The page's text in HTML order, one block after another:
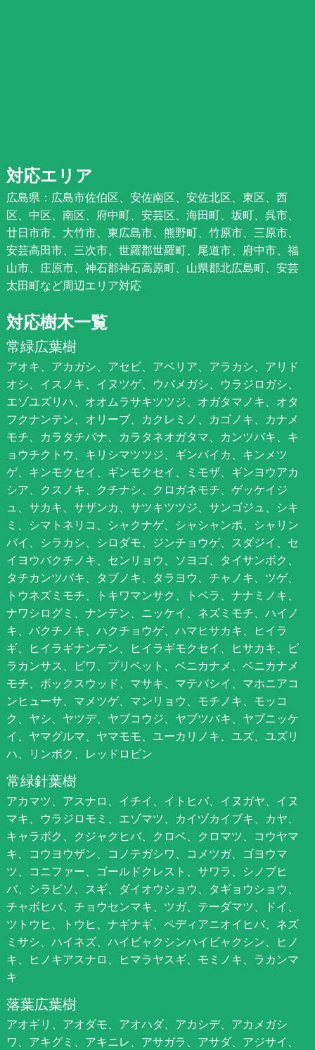
対応エリア
広島県：広島市佐伯区、安佐南区、安佐北区、東区、西
区、中区、南区、府中町、安芸区、海田町、坂町、呉市、
廿日市市、大竹市、東広島市、熊野町、竹原市、三原市、
安芸高田市、三次市、世羅郡世羅町、尾道市、府中市、福
山市、庄原市、神石郡神石高原町、山県郡北広島町、安芸
太田町など周辺エリア対応
対応樹木一覧
常緑広葉樹
アオキ、アカガシ、アセビ、アベリア、アラカシ、アリド
オシ、イスノキ、イヌツゲ、ウバメガシ、ウラジロガシ、
エゾユズリハ、オオムラサキツツジ、オガタマノキ、オタ
フクナンテン、オリーブ、カクレミノ、カゴノキ、カナメ
モチ、カラタチバナ、カラタネオガタマ、カンツバキ、キ
ョウチクトウ、キリシマツツジ、ギンバイカ、キンメツ
ゲ、キンモクセイ、ギンモクセイ、ミモザ、ギンヨウアカ
シア、クスノキ、クチナシ、クロガネモチ、ゲッケイジ
ュ、サカキ、サザンカ、サツキツツジ、サンゴジュ、シキ
ミ、シマトネリコ、シャクナゲ、シャシャンポ、シャリン
バイ、シラカシ、シロダモ、ジンチョウゲ、スダジイ、セ
イヨウバクチノキ、センリョウ、ソヨゴ、タイサンボク、
タチカンツバキ、タブノキ、タラヨウ、チャノキ、ツゲ、
トウネズミモチ、トキワマンサク、トベラ、ナナミノキ、
ナワシログミ、ナンテン、ニッケイ、ネズミモチ、ハイノ
キ、バクチノキ、ハクチョウゲ、ハマヒサカキ、ヒイラ
ギ、ヒイラギナンテン、ヒイラギモクセイ、ヒサカキ、ピ
ラカンサス、ビワ、プリペット、ベニカナメ、ベニカナメ
モチ、ボックスウッド、マサキ、マテバシイ、マホニアコ
ンヒューサ、マメツゲ、マンリョウ、モチノキ、モッコ
ク、ヤシ、ヤツデ、ヤブコウジ、ヤブツバキ、ヤブニッケ
イ、ヤマグルマ、ヤマモモ、ユーカリノキ、ユズ、ユズリ
ハ、リンボク、レッドロビン
常緑針葉樹
アカマツ、アスナロ、イチイ、イトヒバ、イヌガヤ、イヌ
マキ、ウラジロモミ、エゾマツ、カイヅカイブキ、カヤ、
キャラボク、クジャクヒバ、クロベ、クロマツ、コウヤマ
キ、コウヨウザン、コノテガシワ、コメツガ、ゴヨウマ
ツ、コニファー、ゴールドクレスト、サワラ、シノブヒ
バ、シラビソ、スギ、ダイオウショウ、タギョウショウ、
チャボヒバ、チョウセンマキ、ツガ、テーダマツ、ドイ、
ツトウヒ、トウヒ、ナギナギ、ペディアニオイヒバ、ネズ
ミサシ、ハイネズ、ハイビャクシンハイビャクシン、ヒノ
キ、ヒノキアスナロ、ヒマラヤスギ、モミノキ、ラカンマ
キ
落葉広葉樹
アオギリ、アオダモ、アオハダ、アカシデ、アカメガシ
ワ、アキグミ、アキニレ、アサガラ、アサダ、アジサイ、